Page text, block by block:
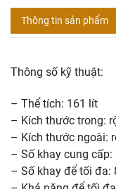
Thông tin sản phẩm
Thông số kỹ thuật:
– Thể tích: 161 lít
– Kích thước trong:
– Kích thước ngoài:
– Số khay cung cấp:
– Số khay để tối đa: